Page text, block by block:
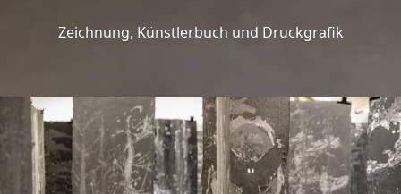
Zeichnung, Künstlerbuch und Druckgrafik